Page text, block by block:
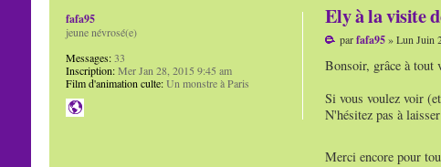
Ely à la visite
parfafa95» Lun Juin
Bonsoir, grâce à tout
Si vous voulez voir
N'hésitez pas à
Merci encore pour
fafa95
jeune névrosé(e)
Messages:33
Inscription:Mer Jan 28, 2015 9:45 am
Film d'animation culte:Un monstre à Paris